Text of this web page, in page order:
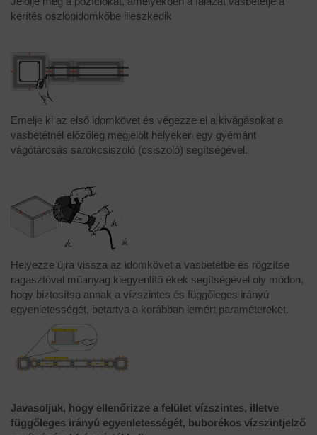
kerítés oszlopidomkőbe illeszkedik
Emelje ki az első idomkövet és végezze el a kivágásokat a
vasbetétnél előzőleg megjelölt helyeken egy gyémánt
vágótárcsás sarokcsiszoló (csiszoló) segítségével.
Helyezze újra vissza az idomkövet a vasbetétbe és rögzítse
ragasztóval műanyag kiegyenlítő ékek segítségével oly módon,
hogy biztosítsa annak a vízszintes és függőleges irányú
egyenletességét, betartva a korábban lemért paramétereket.
Javasoljuk, hogy ellenőrizze a felület vízszintes, illetve
függőleges irányú egyenletességét, buborékos vízszintjelző